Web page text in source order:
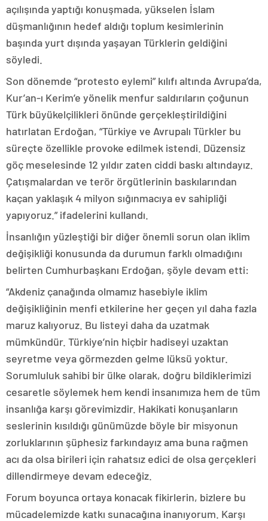
açılışında yaptığı konuşmada, yükselen İslam
düşmanlığının hedef aldığı toplum kesimlerinin
başında yurt dışında yaşayan Türklerin geldiğini
söyledi.
Son dönemde “protesto eylemi” kılıfı altında Avrupa’da,
Kur’an-ı Kerim’e yönelik menfur saldırıların çoğunun
Türk büyükelçilikleri önünde gerçekleştirildiğini
hatırlatan Erdoğan, “Türkiye ve Avrupalı Türkler bu
süreçte özellikle provoke edilmek istendi. Düzensiz
göç meselesinde 12 yıldır zaten ciddi baskı altındayız.
Çatışmalardan ve terör örgütlerinin baskılarından
kaçan yaklaşık 4 milyon sığınmacıya ev sahipliği
yapıyoruz.” ifadelerini kullandı.
İnsanlığın yüzleştiği bir diğer önemli sorun olan iklim
değişikliği konusunda da durumun farklı olmadığını
belirten Cumhurbaşkanı Erdoğan, şöyle devam etti:
“Akdeniz çanağında olmamız hasebiyle iklim
değişikliğinin menfi etkilerine her geçen yıl daha fazla
maruz kalıyoruz. Bu listeyi daha da uzatmak
mümkündür. Türkiye’nin hiçbir hadiseyi uzaktan
seyretme veya görmezden gelme lüksü yoktur.
Sorumluluk sahibi bir ülke olarak, doğru bildiklerimizi
cesaretle söylemek hem kendi insanımıza hem de tüm
insanlığa karşı görevimizdir. Hakikati konuşanların
seslerinin kısıldığı günümüzde böyle bir misyonun
zorluklarının şüphesiz farkındayız ama buna rağmen
acı da olsa birileri için rahatsız edici de olsa gerçekleri
dillendirmeye devam edeceğiz.
Forum boyunca ortaya konacak fikirlerin, bizlere bu
mücadelemizde katkı sunacağına inanıyorum. Karşı